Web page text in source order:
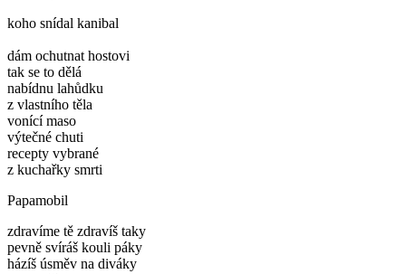
koho snídal kanibal
dám ochutnat hostovi
tak se to dělá
nabídnu lahůdku
z vlastního těla
vonící maso
výtečné chuti
recepty vybrané
z kuchařky smrti
Papamobil
zdravíme tě zdravíš taky
pevně svíráš kouli páky
házíš úsměv na diváky